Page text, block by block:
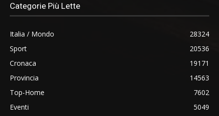
Categorie Più Lette
Italia / Mondo
28324
Sport
20536
Cronaca
19171
Provincia
14563
Top-Home
7602
Eventi
5049